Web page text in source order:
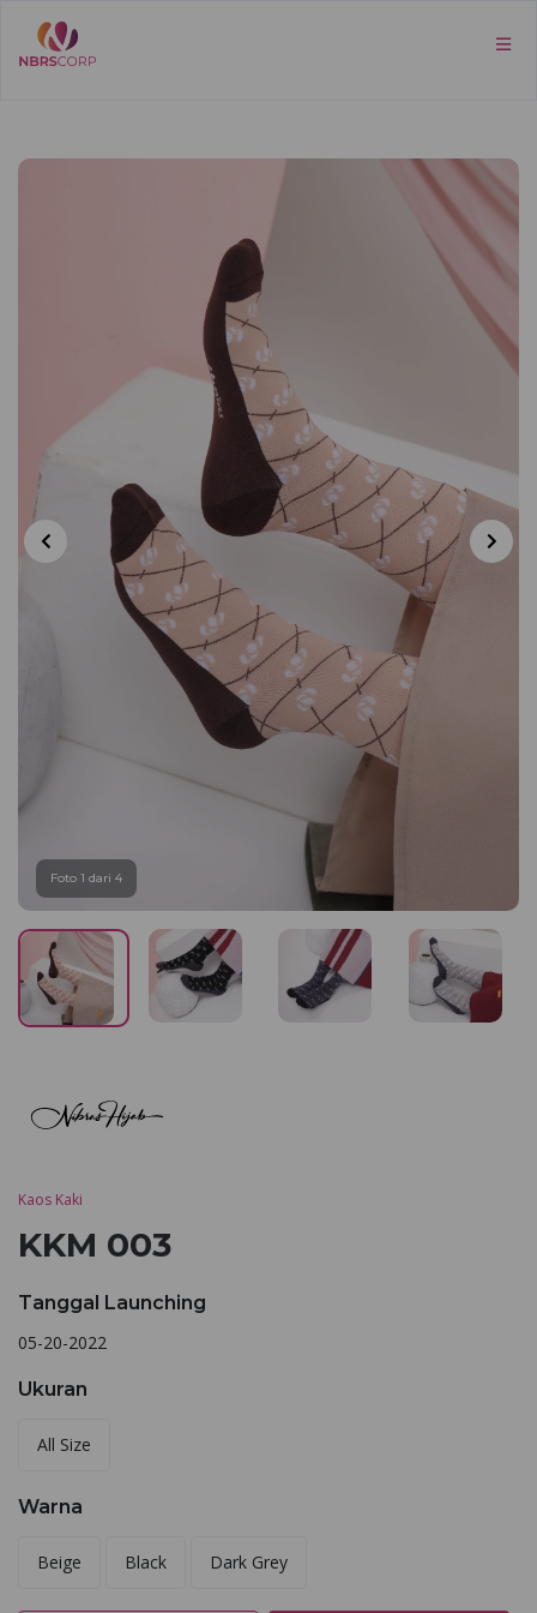
Foto 1 dari 4
Kaos Kaki
KKM 003
Tanggal Launching
05-20-2022
Ukuran
All Size
Warna
Beige Black Dark Grey